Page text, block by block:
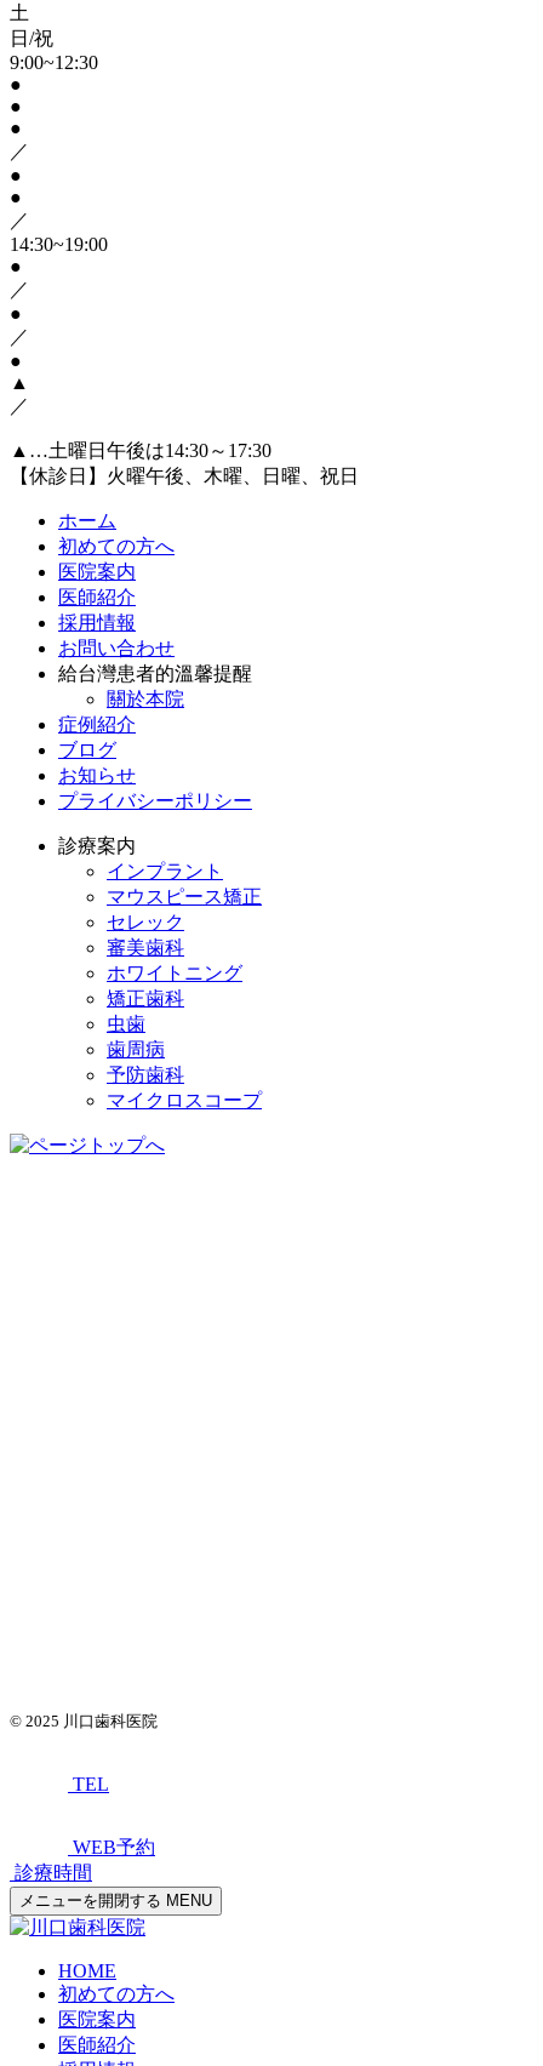
土
日/祝
9:00~12:30
●
●
●
／
●
●
／
14:30~19:00
●
／
●
／
●
▲
／
▲…土曜日午後は14:30～17:30
【休診日】火曜午後、木曜、日曜、祝日
ホーム
初めての方へ
医院案内
医師紹介
採用情報
お問い合わせ
給台灣患者的溫馨提醒
關於本院
症例紹介
ブログ
お知らせ
プライバシーポリシー
診療案内
インプラント
マウスピース矯正
セレック
審美歯科
ホワイトニング
矯正歯科
虫歯
歯周病
予防歯科
マイクロスコープ
© 2025 川口歯科医院
TEL
WEB予約
診療時間
メニューを開閉する MENU
HOME
初めての方へ
医院案内
医師紹介